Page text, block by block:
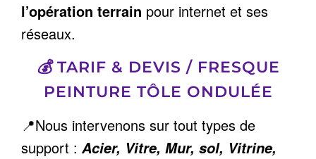
l’opération terrain pour internet et ses
réseaux.
💰TARIF & DEVIS / FRESQUE
PEINTURE TÔLE ONDULÉE
📍Nous intervenons sur tout types de
support : Acier, Vitre, Mur, sol, Vitrine,